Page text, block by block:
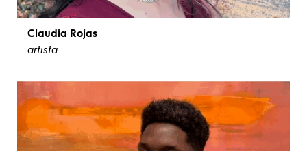
Claudia Rojas
artista